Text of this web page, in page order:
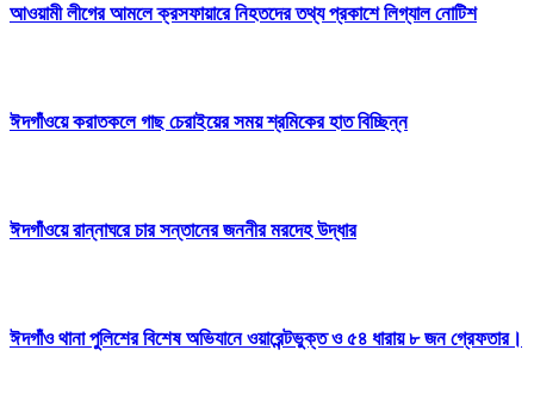
আওয়ামী লীগের আমলে ক্রসফায়ারে নিহতদের তথ্য প্রকাশে লিগ্যাল নোটিশ
ঈদগাঁওয়ে করাতকলে গাছ চেরাইয়ের সময় শ্রমিকের হাত বিচ্ছিন্ন
ঈদগাঁওয়ে রান্নাঘরে চার সন্তানের জননীর মরদেহ উদ্ধার
ঈদগাঁও থানা পুলিশের বিশেষ অভিযানে ওয়ারেন্টভুক্ত ও ৫৪ ধারায় ৮ জন গ্রেফতার।